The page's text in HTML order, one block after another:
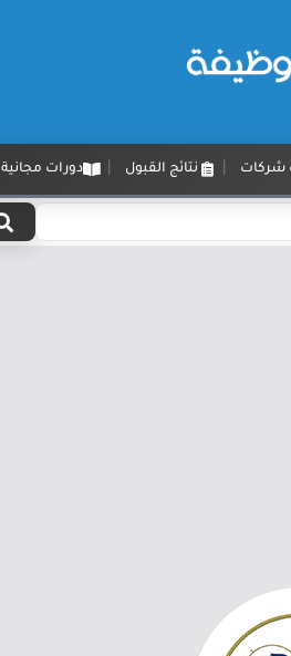
شركات نتائج القبول دورات مجانية